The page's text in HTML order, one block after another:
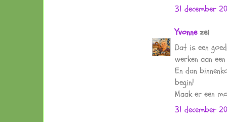
31 december
Yvonnezei
Dat is een
werken aan
En dan
begin!
Maak er een
31 december